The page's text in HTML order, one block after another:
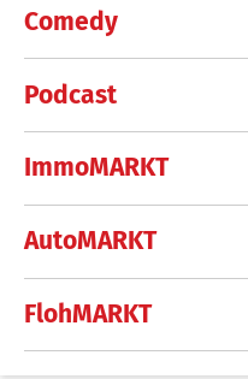
Comedy
Podcast
ImmoMARKT
AutoMARKT
FlohMARKT